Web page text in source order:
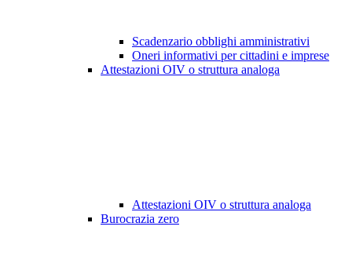
Scadenzario obblighi amministrativi
Oneri informativi per cittadini e imprese
Attestazioni OIV o struttura analoga
Attestazioni OIV o struttura analoga
Burocrazia zero